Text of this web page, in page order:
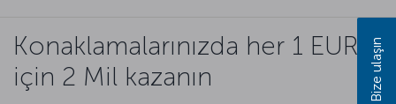
Konaklamalarınızda her 1 EUR
için 2 Mil kazanın
Bize ulaşın